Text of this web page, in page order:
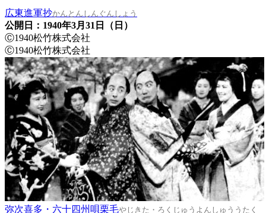
広東進軍抄かんとんしんぐんしょう
公開日：1940年3月31日（日）
Ⓒ1940松竹株式会社
Ⓒ1940松竹株式会社
弥次喜多・六十四州唄栗毛やじきた・ろくじゅうよんしゅううたく